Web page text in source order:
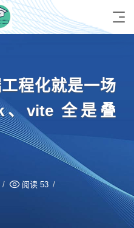
程化就是一场
、vite 全是叠
阅读 53